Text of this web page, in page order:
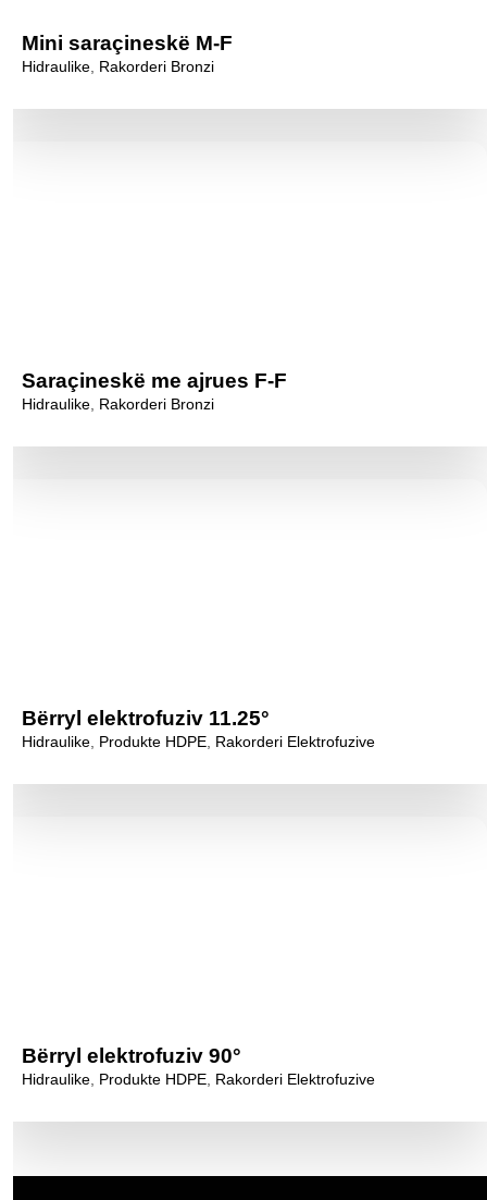
Mini saraçineskë M-F
Hidraulike Rakorderi Bronzi
Saraçineskë me ajrues F-F
Hidraulike Rakorderi Bronzi
Bërryl elektrofuziv 11.25°
Hidraulike Produkte HDPE Rakorderi Elektrofuzive
Bërryl elektrofuziv 90°
Hidraulike Produkte HDPE Rakorderi Elektrofuzive